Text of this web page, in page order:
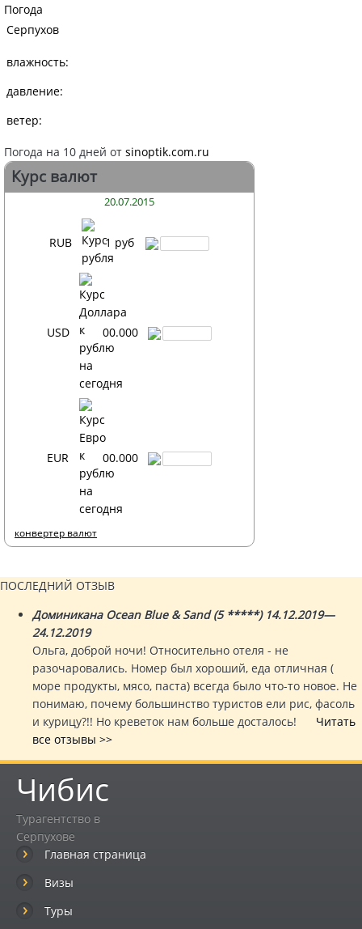
Погода
Серпухов
влажность:
давление:
ветер:
Погода на 10 дней от sinoptik.com.ru
Курс валют
20.07.2015
RUB 1 руб
USD 00.000
EUR 00.000
конвертер валют
ПОСЛЕДНИЙ ОТЗЫВ
Доминикана Ocean Blue & Sand (5 *****) 14.12.2019—
24.12.2019
Ольга, доброй ночи! Относительно отеля - не
разочаровались. Номер был хороший, еда отличная (
море продукты, мясо, паста) всегда было что-то новое. Не
понимаю, почему большинство туристов ели рис, фасоль
и курицу?!! Но креветок нам больше досталось! Читать
все отзывы >>
Чибис
Турагентство в
Серпухове
Главная страница
Визы
Туры